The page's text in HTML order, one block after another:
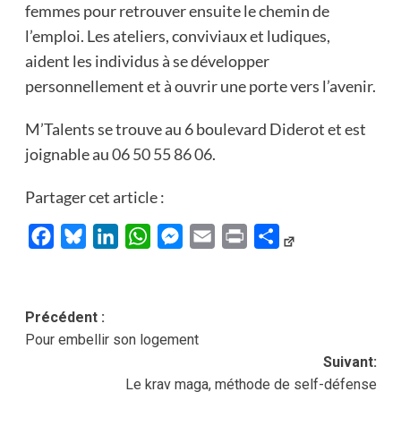
femmes pour retrouver ensuite le chemin de
l’emploi. Les ateliers, conviviaux et ludiques,
aident les individus à se développer
personnellement et à ouvrir une porte vers l’avenir.
M’Talents se trouve au 6 boulevard Diderot et est
joignable au06 50 55 86 06.
Partager cet article :
FacebookBlueskyLinkedInWhatsAppMessenger
Email Print Partager
Navigation
d’article
Précédent :
Pour embellir son logement
Suivant:
Le krav maga, méthode de self-défense